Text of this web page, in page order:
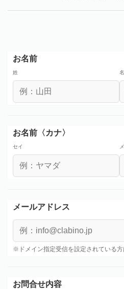
お名前
姓 名
お名前〈カナ〉
セイ
メールアドレス
※ドメイン指定受信を設定されている
お問合せ内容